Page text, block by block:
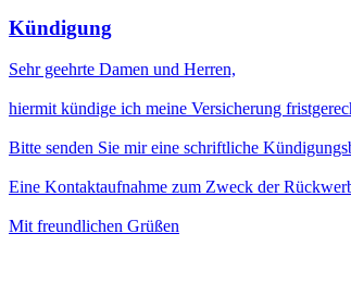
Kündigung
Sehr geehrte Damen und Herren,
hiermit kündige ich meine Versicherung
Bitte senden Sie mir eine schriftliche
Eine Kontaktaufnahme zum Zweck der
Mit freundlichen Grüßen